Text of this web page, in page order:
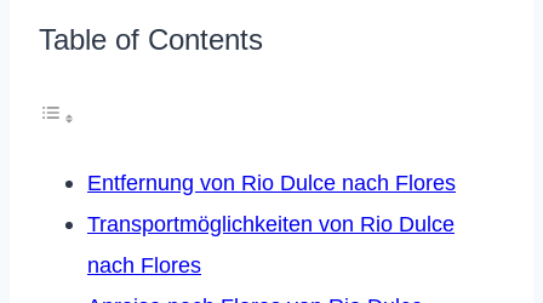
Table of Contents
Entfernung von Rio Dulce nach Flores
Transportmöglichkeiten von Rio Dulce
nach Flores